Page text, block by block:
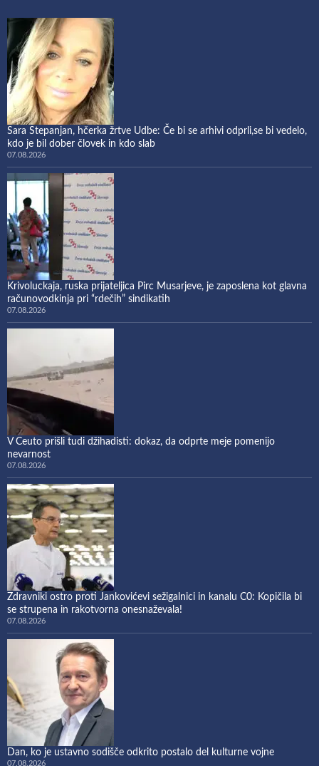
Sara Stepanjan, hčerka žrtve Udbe: Če bi se arhivi odprli,se bi vedelo,
kdo je bil dober človek in kdo slab
07.08.2026
Krivoluckaja, ruska prijateljica Pirc Musarjeve, je zaposlena kot glavna
računovodkinja pri “rdečih” sindikatih
07.08.2026
V Ceuto prišli tudi džihadisti: dokaz, da odprte meje pomenijo
nevarnost
07.08.2026
Zdravniki ostro proti Jankovićevi sežigalnici in kanalu C0: Kopičila bi
se strupena in rakotvorna onesnaževala!
07.08.2026
Dan, ko je ustavno sodišče odkrito postalo del kulturne vojne
07.08.2026